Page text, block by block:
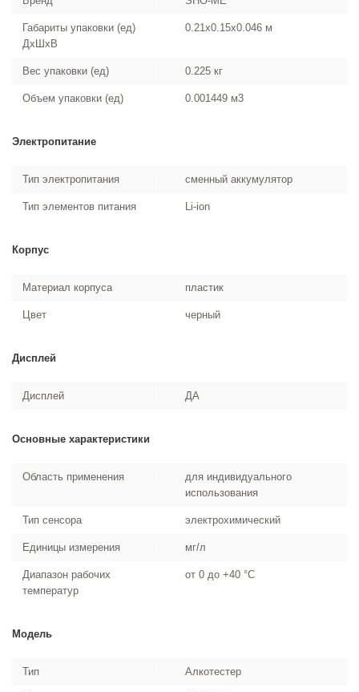
Габариты упаковки (ед)
ДхШхВ
0.21x0.15x0.046 м
Вес упаковки (ед) 0.225 кг
Объем упаковки (ед) 0.001449 м3
Электропитание
Тип электропитания сменный аккумулятор
Тип элементов питания Li-ion
Корпус
Материал корпуса пластик
Цвет черный
Дисплей
Дисплей ДА
Основные характеристики
Область применения
для индивидуального
использования
Тип сенсора электрохимический
Единицы измерения мг/л
Диапазон рабочих
температур
от 0 до +40 °С
Модель
Тип Алкотестер